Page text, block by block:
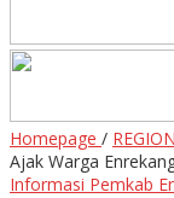
Homepage /
Ajak Warga
Informasi Pemkab